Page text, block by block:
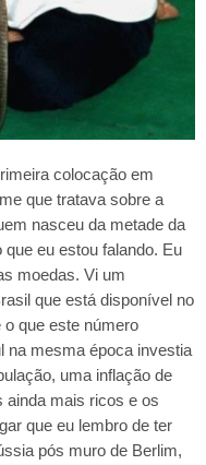
colocação em
que tratava sobre a
nasceu da metade da
eu estou falando. Eu
moedas. Vi um
que está disponível no
que este número
na mesma época investia
uma inflação de
ainda mais ricos e os
que eu lembro de ter
pós muro de Berlim,